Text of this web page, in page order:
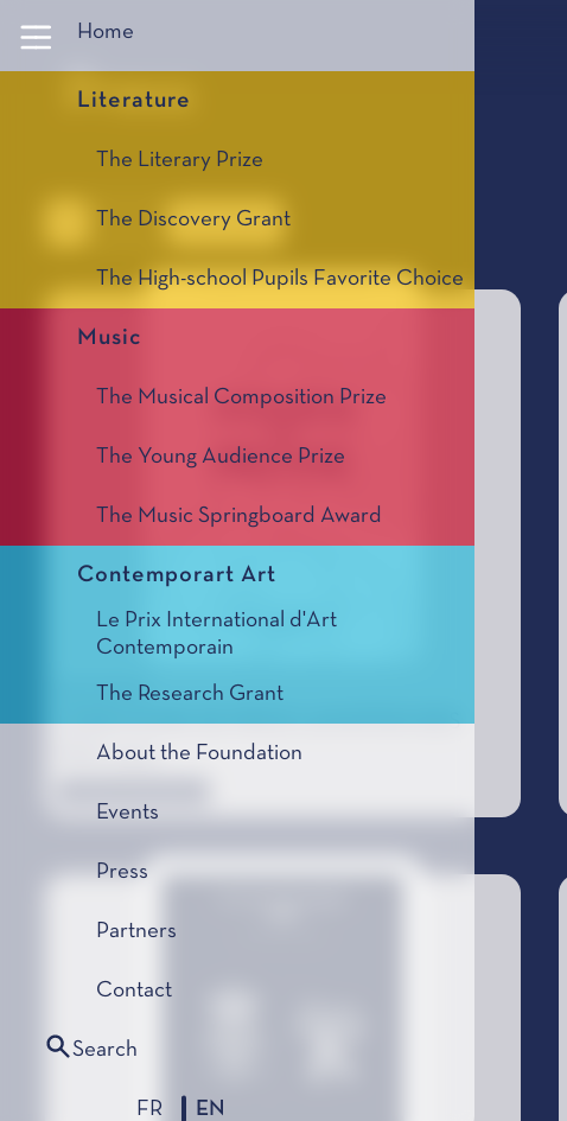
Home
Literature
The Literary Prize
The Discovery Grant
The High-school Pupils Favorite Choice
Music
The Musical Composition Prize
The Young Audience Prize
The Music Springboard Award
Contemporart Art
Le Prix International d'Art
Contemporain
The Research Grant
About the Foundation
Events
Press
Partners
Contact
Search
FR EN
Press
Press kit Press release
03/10/2023
CÉRÉMONIE DE PROCLAMATION DES
PRIX 2023